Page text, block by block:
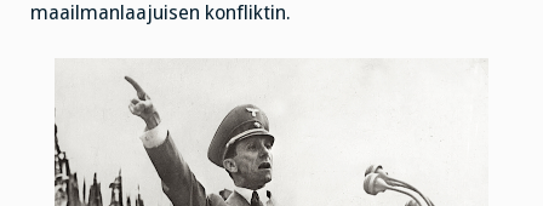
maailmanlaajuisen konfliktin.